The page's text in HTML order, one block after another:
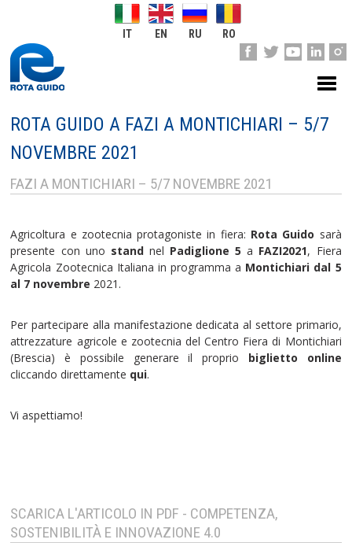
IT EN RU RO
ROTA GUIDO A FAZI A MONTICHIARI – 5/7
NOVEMBRE 2021
FAZI A MONTICHIARI – 5/7 NOVEMBRE 2021
Agricoltura e zootecnia protagoniste in fiera: Rota Guido sarà
presente con uno standnel Padiglione 5 a FAZI2021, Fiera
Agricola Zootecnica Italiana in programma a Montichiari dal 5
al 7 novembre 2021.
Per partecipare alla manifestazione dedicata al settore primario,
attrezzature agricole e zootecnia del Centro Fiera di Montichiari
(Brescia) è possibile generare il proprio biglietto online
cliccando direttamente qui.
Vi aspettiamo!
SCARICA L'ARTICOLO IN PDF - COMPETENZA,
SOSTENIBILITÀ E INNOVAZIONE 4.0